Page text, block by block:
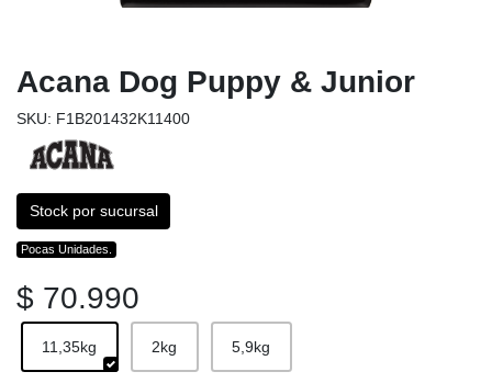
Acana Dog Puppy & Junior
SKU: F1B201432K11400
Stock por sucursal
Pocas Unidades.
$ 70.990
11,35kg 2kg 5,9kg